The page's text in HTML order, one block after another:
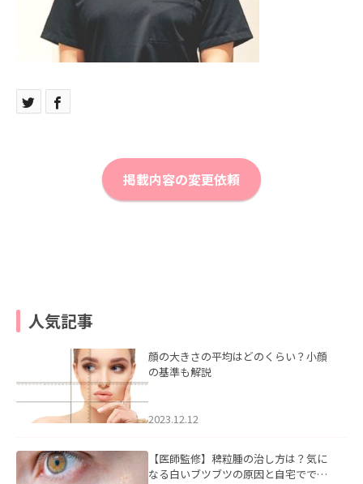
掲載内容の変更依頼
人気記事
顔の大きさの平均はどのくらい？小顔
の基準も解説
2023.12.12
【医師監修】稗粒腫の治し方は？気に
なる白いブツブツの原因と自宅ででき